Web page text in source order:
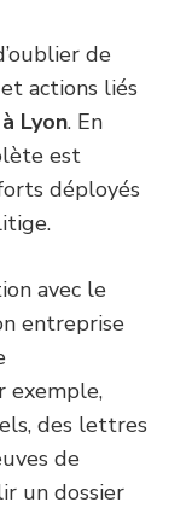
de
actions liés
Lyon. En
est
déployés
avec le
entreprise
exemple,
des lettres
de
un dossier